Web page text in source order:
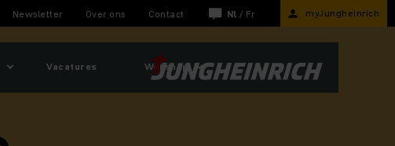
Newsletter Over ons Contact Nl / Fr myJungheinrich
Vacatures Webshop